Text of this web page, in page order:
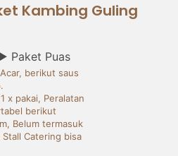
Kambing Guling
Paket Puas
berikut saus
x pakai, Peralatan
berikut
Belum termasuk
Catering bisa